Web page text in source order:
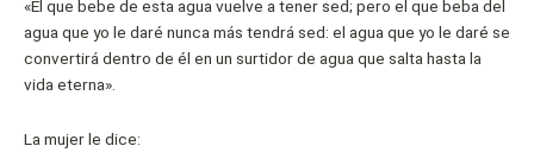
«El que bebe de esta agua vuelve a tener sed; pero el que beba del
agua que yo le daré nunca más tendrá sed: el agua que yo le daré se
convertirá dentro de él en un surtidor de agua que salta hasta la
vida eterna».
La mujer le dice: